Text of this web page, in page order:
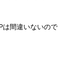
は間違いないので